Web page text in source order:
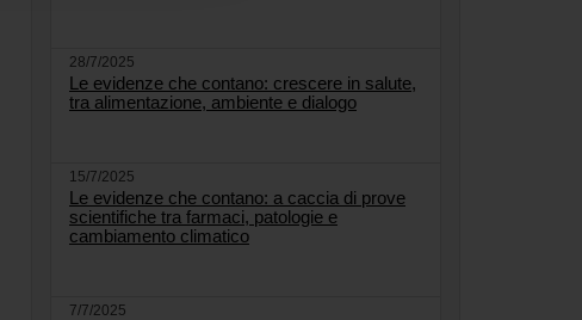
28/7/2025
Le evidenze che contano: crescere in salute,
tra alimentazione, ambiente e dialogo
15/7/2025
Le evidenze che contano: a caccia di prove
scientifiche tra farmaci, patologie e
cambiamento climatico
7/7/2025